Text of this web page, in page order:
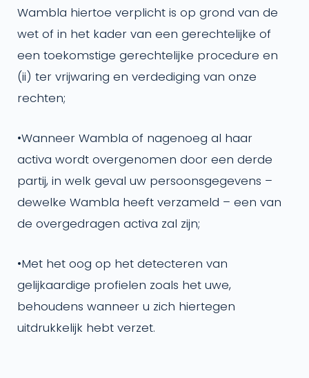
Wambla hiertoe verplicht is op grond van de
wet of in het kader van een gerechtelijke of
een toekomstige gerechtelijke procedure en
(ii) ter vrijwaring en verdediging van onze
rechten;
•Wanneer Wambla of nagenoeg al haar
activa wordt overgenomen door een derde
partij, in welk geval uw persoonsgegevens –
dewelke Wambla heeft verzameld – een van
de overgedragen activa zal zijn;
•Met het oog op het detecteren van
gelijkaardige profielen zoals het uwe,
behoudens wanneer u zich hiertegen
uitdrukkelijk hebt verzet.